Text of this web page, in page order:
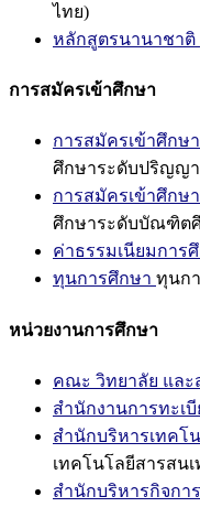
ไทย)
หลักสูตรนานาชาติ
การสมัครเข้าศึกษา
การสมัครเข้าศึก
ศึกษาระดับปริญญ
การสมัครเข้าศึก
ศึกษาระดับบัณฑิต
ค่าธรรมเนียมการ
ทุนการศึกษา ทุนก
หน่วยงานการศึกษา
คณะ วิทยาลัย และ
สำนักงานการทะเ
สำนักบริหารเทคโ
เทคโนโลยีสารสน
สำนักบริหารกิจกา